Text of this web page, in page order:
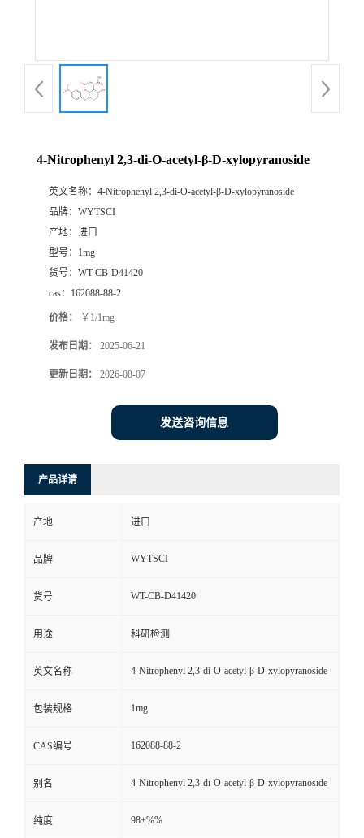
4-Nitrophenyl 2,3-di-O-acetyl-β-D-xylopyranoside
英文名称： 4-Nitrophenyl 2,3-di-O-acetyl-β-D-xylopyranoside
品牌： WYTSCI
产地： 进口
型号： 1mg
货号： WT-CB-D41420
cas： 162088-88-2
价格： ￥1/1mg
发布日期： 2025-06-21
更新日期： 2026-08-07
发送咨询信息
产品详请
产地 进口
品牌 WYTSCI
货号 WT-CB-D41420
用途 科研检测
英文名称 4-Nitrophenyl 2,3-di-O-acetyl-β-D-xylopyranoside
包装规格 1mg
CAS编号 162088-88-2
别名 4-Nitrophenyl 2,3-di-O-acetyl-β-D-xylopyranoside
纯度 98+%%